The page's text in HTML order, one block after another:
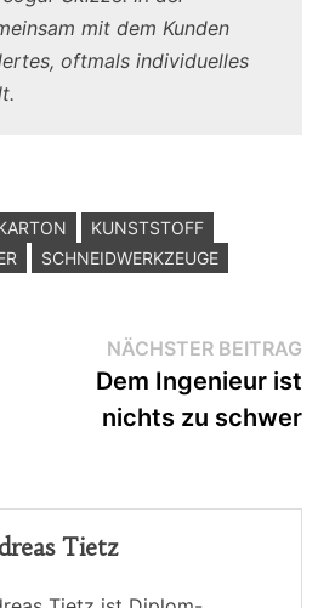
mit dem Kunden
oftmals individuelles
KUNSTSTOFF
SCHNEIDWERKZEUGE
NÄCHSTER BEITRAG
Dem Ingenieur ist
nichts zu schwer
Tietz